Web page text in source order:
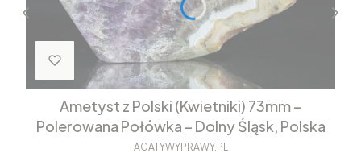
Ametyst z Polski (Kwietniki) 73mm –
Polerowana Połówka – Dolny Śląsk, Polska
AGATYWYPRAWY.PL